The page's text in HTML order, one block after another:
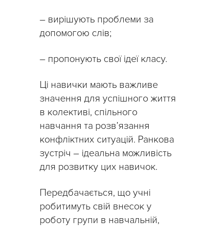
– вирішують проблеми за
допомогою слів;
– пропонують свої ідеї класу.
Ці навички мають важливе
значення для успішного життя
в колективі, спільного
навчання та розв’язання
конфліктних ситуацій. Ранкова
зустріч – ідеальна можливість
для розвитку цих навичок.
Передбачається, що учні
робитимуть свій внесок у
роботу групи в навчальній,